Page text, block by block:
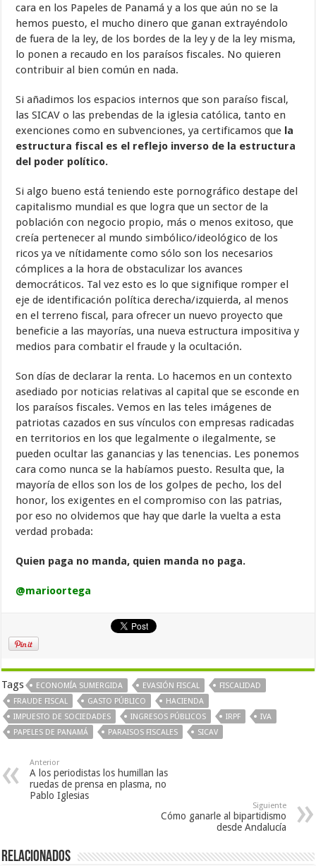
cara en los Papeles de Panamá y a los que aún no se la
hemos puesto, el mucho dinero que ganan extrayéndolo
de fuera de la ley, de los bordes de la ley y de la ley misma,
lo ponen a recaudo en los paraísos fiscales. No quieren
contribuir al bien común en nada.
Si añadimos los espacios internos que son paraíso fiscal,
las SICAV o las prebendas de la iglesia católica, tanto en
exenciones como en subvenciones, ya certificamos que la
estructura fiscal es el reflejo inverso de la estructura
del poder político.
Si algo bueno está teniendo este pornográfico destape del
capitalismo mundial es que logra que un sector de la
población con negocio propio, más o menos exitoso, que
creía pertenecer al mundo simbólico/ideológico de los
ricos ya ve nítidamente como sólo son los necesarios
cómplices a la hora de obstaculizar los avances
democráticos. Tal vez esto es lo que signifique romper el
eje de identificación política derecha/izquierda, al menos
en el terreno fiscal, para ofrecer un nuevo proyecto que
beneficie a las mayorías, una nueva estructura impositiva y
medios para combatir el fraude y la ocultación.
Son días de declarar la renta. Lo hacemos en un contexto
asediado por noticias relativas al capital que se esconde en
los paraísos fiscales. Vemos en las teles imágenes de
patriotas cazados en sus vínculos con empresas radicadas
en territorios en los que legalmente o ilegalmente, se
pueden ocultar las ganancias y las tenencias. Les ponemos
cara como nunca se la habíamos puesto. Resulta que, la
mayoría de ellos son los de los golpes de pecho, los del
honor, los exigentes en el compromiso con las patrias,
por eso no olvidemos que hay que darle la vuelta a esta
verdad probada:
Quien paga no manda, quien manda no paga.
@marioortega
Tags ECONOMÍA SUMERGIDA EVASIÓN FISCAL
FISCALIDAD
FRAUDE FISCAL
GASTO PÚBLICO
HACIENDA
IMPUESTO DE SOCIEDADES
INGRESOS PÚBLICOS IRPF
IVA
PAPELES DE PANAMÁ
PARAISOS FISCALES SICAV
Anterior
A los periodistas los humillan las
ruedas de prensa en plasma, no
Pablo Iglesias
Siguiente
Cómo ganarle al bipartidismo
desde Andalucía
Relacionados